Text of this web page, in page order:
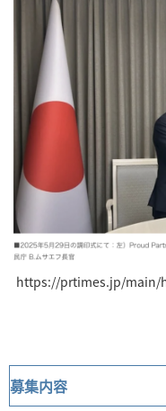
https://prtimes.jp/main/
募集内容